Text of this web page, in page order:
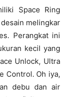
Space Ring
melingkar
Perangkat ini
kecil yang
Unlock, Ultra
Control. Oh iya,
debu dan air